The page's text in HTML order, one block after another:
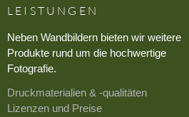
LEISTUNGEN
Neben Wandbildern bieten wir weitere
Produkte rund um die hochwertige
Fotografie.
Druckmaterialien & -qualitäten
Lizenzen und Preise